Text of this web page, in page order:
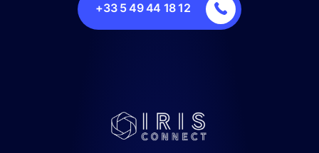
+33 5 49 44 18 12